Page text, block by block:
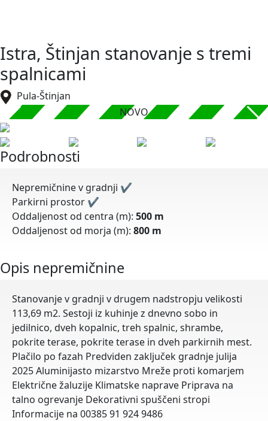
Istra, Štinjan stanovanje s tremi
spalnicami
Pula-Štinjan
NOVO
Podrobnosti
Nepremičnine v gradnji ✔
Parkirni prostor ✔
Oddaljenost od centra (m): 500 m
Oddaljenost od morja (m): 800 m
Opis nepremičnine
Stanovanje v gradnji v drugem nadstropju velikosti
113,69 m2. Sestoji iz kuhinje z dnevno sobo in
jedilnico, dveh kopalnic, treh spalnic, shrambe,
pokrite terase, pokrite terase in dveh parkirnih mest.
Plačilo po fazah Predviden zaključek gradnje julija
2025 Aluminijasto mizarstvo Mreže proti komarjem
Električne žaluzije Klimatske naprave Priprava na
talno ogrevanje Dekorativni spuščeni stropi
Informacije na 00385 91 924 9486